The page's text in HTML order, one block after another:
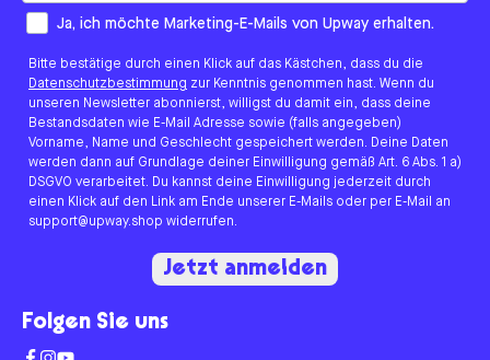
How would you like to hear from us?
Ja, ich möchte Marketing-E-Mails von Upway erhalten.
Bitte bestätige durch einen Klick auf das Kästchen, dass du die
Datenschutzbestimmung zur Kenntnis genommen hast. Wenn du
unseren Newsletter abonnierst, willigst du damit ein, dass deine
Bestandsdaten wie E-Mail Adresse sowie (falls angegeben)
Vorname, Name und Geschlecht gespeichert werden. Deine Daten
werden dann auf Grundlage deiner Einwilligung gemäß Art. 6 Abs. 1 a)
DSGVO verarbeitet. Du kannst deine Einwilligung jederzeit durch
einen Klick auf den Link am Ende unserer E-Mails oder per E-Mail an
support@upway.shop widerrufen.
Jetzt anmelden
Folgen Sie uns